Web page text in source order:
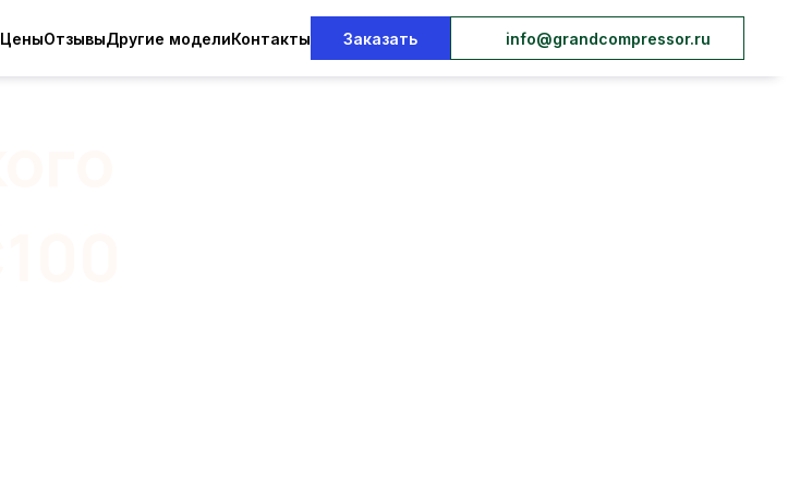
ЦеныОтзывыДругие моделиКонтакты Заказать info@grandcompressor.ru